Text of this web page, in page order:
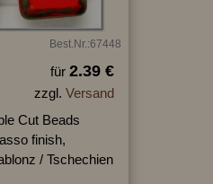
Best.Nr.:67448
für 2.39 €
zzgl. Versand
Cut Beads
finish,
/ Tschechien